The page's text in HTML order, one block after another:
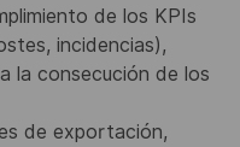
de los KPIs
incidencias),
la consecución de los
de exportación,